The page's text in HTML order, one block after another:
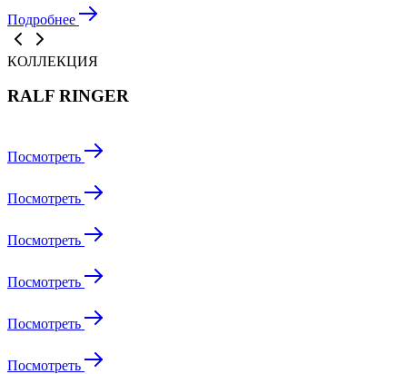
Подробнее
КОЛЛЕКЦИЯ
RALF RINGER
Посмотреть
Посмотреть
Посмотреть
Посмотреть
Посмотреть
Посмотреть